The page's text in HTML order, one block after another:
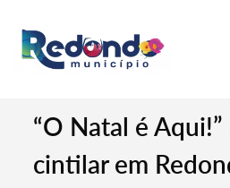
“O Natal é
cintilar em